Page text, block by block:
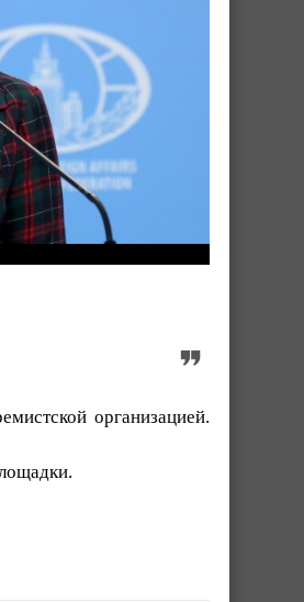
организацией.